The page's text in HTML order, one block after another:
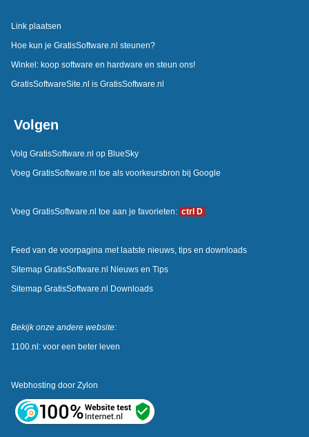
Link plaatsen
Hoe kun je GratisSoftware.nl steunen?
Winkel: koop software en hardware en steun ons!
GratisSoftwareSite.nl is GratisSoftware.nl
Volgen
Volg GratisSoftware.nl op BlueSky
Voeg GratisSoftware.nl toe als voorkeursbron bij Google
Voeg GratisSoftware.nl toe aan je favorieten: ctrl D
Feed van de voorpagina met laatste nieuws, tips en downloads
Sitemap GratisSoftware.nl Nieuws en Tips
Sitemap GratisSoftware.nl Downloads
Bekijk onze andere website:
1100.nl: voor een beter leven
Webhosting door Zylon